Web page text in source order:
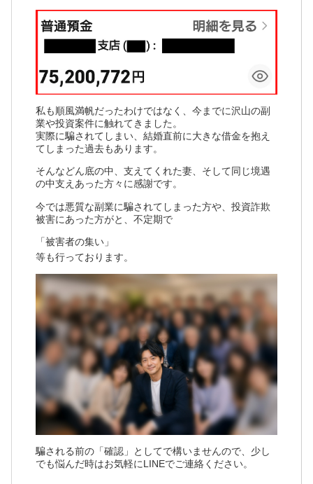
私も順風満帆だったわけではなく、今までに沢山の副
業や投資案件に触れてきました。
実際に騙されてしまい、結婚直前に大きな借金を抱え
てしまった過去もあります。
そんなどん底の中、支えてくれた妻、そして同じ境遇
の中支えあった方々に感謝です。
今では悪質な副業に騙されてしまった方や、投資詐欺
被害にあった方がと、不定期で
「被害者の集い」
等も行っております。
騙される前の「確認」としてで構いませんので、少し
でも悩んだ時はお気軽にLINEでご連絡ください。